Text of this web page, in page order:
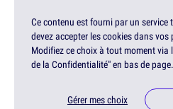
Ce contenu est fourni par un service
devez accepter les cookies dans
Modifiez ce choix à tout moment via
de la Confidentialité" en bas de page.
Gérer mes choix